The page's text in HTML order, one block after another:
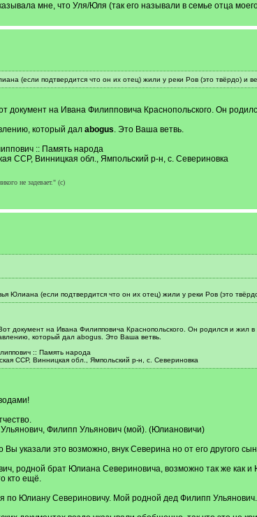
мне, что Уля/Юля (так его называли в семье отца
(если подтвердится что он их отец) жили у реки Ров (это твёрдо) и
документ на Ивана Филипповича Краснопольского. Он
который дал abogus. Это Ваша ветвь.
:: Память народа
ССР, Винницкая обл., Ямпольский р-н, с. Севериновка
не задевает." (с)
Юлиана (если подтвердится что он их отец) жили у реки Ров (это
документ на Ивана Филипповича Краснопольского. Он родился и жил
который дал abogus. Это Ваша ветвь.
:: Память народа
ССР, Винницкая обл., Ямпольский р-н, с. Севериновка
Филипп Ульянович (мой). (Юлиановичи)
Вы указали это возможно, внук Северина но от его другого
родной брат Юлиана Севериновича, возможно так же как
кто ещё.
по Юлиану Севериновичу. Мой родной дед Филипп